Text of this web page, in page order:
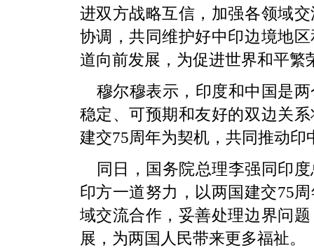
进双方战略互信，加强各领域
协调，共同维护好中印边境地
道向前发展，为促进世界和平繁
穆尔穆表示，印度和中国是
稳定、可预期和友好的双边关
建交75周年为契机，共同推动印
同日，国务院总理李强同印
印方一道努力，以两国建交75
域交流合作，妥善处理边界问
展，为两国人民带来更多福祉。